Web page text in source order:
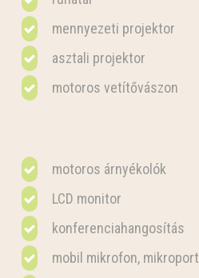
mennyezeti projektor
asztali projektor
motoros vetítővászon
motoros árnyékolók
LCD monitor
konferenciahangosítás
mobil mikrofon, mikroport